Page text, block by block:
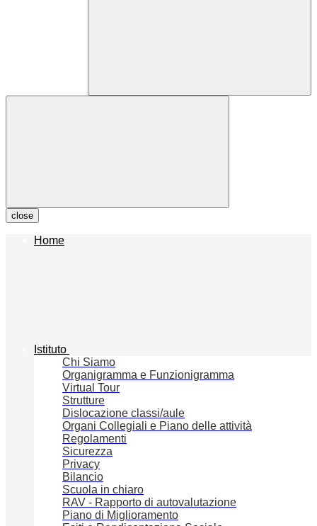
close
Home
Istituto
Chi Siamo
Organigramma e Funzionigramma
Virtual Tour
Strutture
Dislocazione classi/aule
Organi Collegiali e Piano delle attività
Regolamenti
Sicurezza
Privacy
Bilancio
Scuola in chiaro
RAV - Rapporto di autovalutazione
Piano di Miglioramento